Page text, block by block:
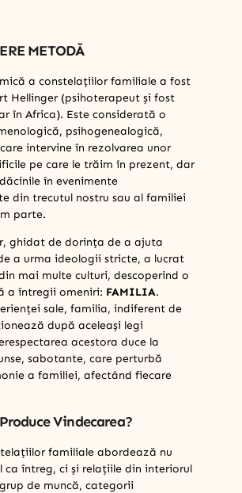
METODĂ
a constelațiilor familiale a fost
Hellinger (psihoterapeut și fost
în Africa). Este considerată o
psihogenealogică,
intervine în rezolvarea unor
pe care le trăim în prezent, dar
în evenimente
din trecutul nostru sau al familiei
parte.
ghidat de dorința de a ajuta
a urma ideologii stricte, a lucrat
mai multe culturi, descoperind o
a întregii omeniri: FAMILIA.
sale, familia, indiferent de
după aceleași legi
acestora duce la
sabotante, care perturbă
a familiei, afectând fiecare
Vindecarea?
familiale abordează nu
ca întreg, ci și relațiile din interiorul
de muncă, categorii